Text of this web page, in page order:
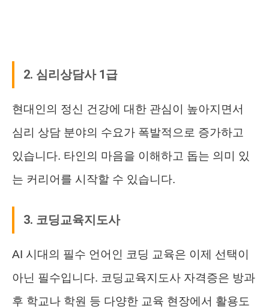
2. 심리상담사 1급
현대인의 정신 건강에 대한 관심이 높아지면서
심리 상담 분야의 수요가 폭발적으로 증가하고
있습니다. 타인의 마음을 이해하고 돕는 의미 있
는 커리어를 시작할 수 있습니다.
3. 코딩교육지도사
AI 시대의 필수 언어인 코딩 교육은 이제 선택이
아닌 필수입니다. 코딩교육지도사 자격증은 방과
후 학교나 학원 등 다양한 교육 현장에서 활용도